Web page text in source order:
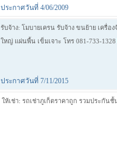
ประกาศวันที่ 4/06/2009
รับจ้าง: โมบายเครน รับจ้าง ขนย้าย เครื่
ใหญ่ แผ่นพื้น เข็มเจาะ โทร 081-733-1328
ประกาศวันที่ 7/11/2015
ให้เช่า: รถเช่าภูเก็ตราคาถูก รวมประกัน